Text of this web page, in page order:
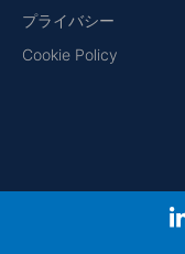
プライバシー
Cookie Policy